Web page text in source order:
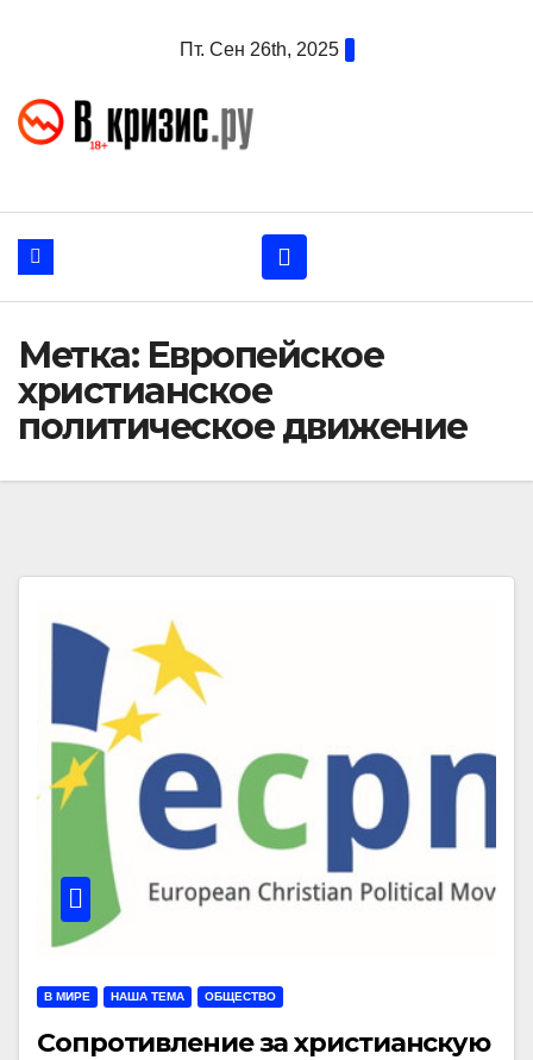
Пт. Сен 26th, 2025
Метка: Европейское
христианское
политическое движение
В МИРЕ НАША ТЕМА ОБЩЕСТВО
Сопротивление за христианскую